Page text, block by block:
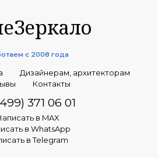
с 2008 года
Дизайнерам, архитекторам
Контакты
371 06 01
в MAX
в WhatsApp
в Telegram